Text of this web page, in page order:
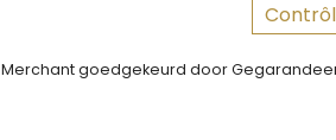
Merchant goedgekeurd door